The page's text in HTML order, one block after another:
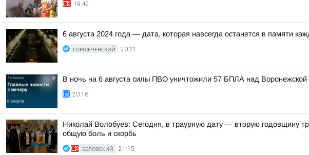
19:42
6 августа 2024 года — дата, которая навсегда останется в памяти
ГОРШЕЧЕНСКИЙ 20:21
В ночь на 6 августа силы ПВО уничтожили 57 БПЛА над Воронежской
20:16
Николай Волобуев: Сегодня, в траурную дату — вторую годовщину
общую боль и скорбь
БЕЛОВСКИЙ 21:15